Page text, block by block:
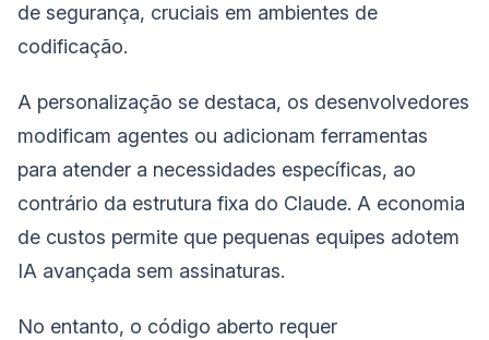
de segurança, cruciais em ambientes de
codificação.
A personalização se destaca, os desenvolvedores
modificam agentes ou adicionam ferramentas
para atender a necessidades específicas, ao
contrário da estrutura fixa do Claude. A economia
de custos permite que pequenas equipes adotem
IA avançada sem assinaturas.
No entanto, o código aberto requer